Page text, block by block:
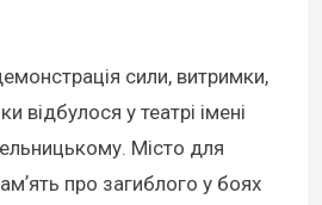
сили, витримки,
відбулося у театрі імені
Місто для
про загиблого у боях